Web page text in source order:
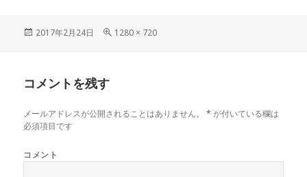
投
2017年2月24日
フ
1280 × 720
コメントを残す
メールアドレスが公開されることはありません。 * が付いている欄は
必須項目です
コメント